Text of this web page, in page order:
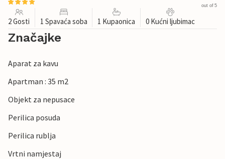
out of 5
2 Gosti 1 Spavaća soba 1 Kupaonica 0 Kućni ljubimac
Značajke
Aparat za kavu
Apartman : 35 m2
Objekt za nepusace
Perilica posuda
Perilica rublja
Vrtni namjestaj